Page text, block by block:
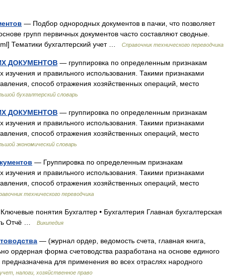
— Подбор однородных документов в пачки, что позволяет
групп первичных документов часто составляют сводные.
Тематики бухгалтерский учет …
Справочник технического переводчика
ДОКУМЕНТОВ — группировка по определенным признакам
изучения и правильного использования. Такими признаками
способ отражения хозяйственных операций, место
бухгалтерский словарь
ДОКУМЕНТОВ — группировка по определенным признакам
изучения и правильного использования. Такими признаками
способ отражения хозяйственных операций, место
экономический словарь
— Группировка по определенным признакам
изучения и правильного использования. Такими признаками
способ отражения хозяйственных операций, место
технического переводчика
понятия Бухгалтер • Бухгалтерия Главная бухгалтерская
Отчё …
Википедия
— (журнал ордер, ведомость счета, главная книга,
ордерная форма счетоводства разработана на основе единого
предназначена для применения во всех отраслях народного
налоги, хозяйственное право